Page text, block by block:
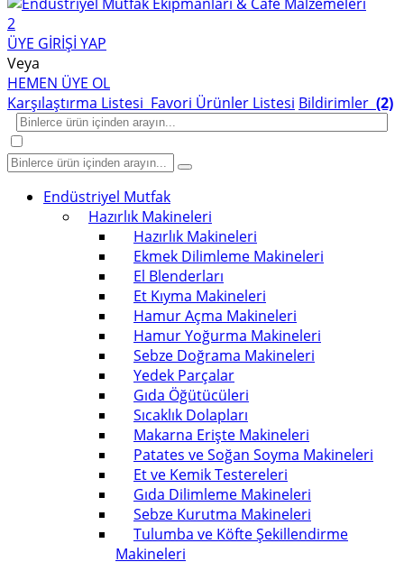
2
ÜYE GİRİŞİ YAP
Veya
HEMEN ÜYE OL
Karşılaştırma Listesi Favori Ürünler Listesi Bildirimler (2)
Endüstriyel Mutfak
Hazırlık Makineleri
Hazırlık Makineleri
Ekmek Dilimleme Makineleri
El Blenderları
Et Kıyma Makineleri
Hamur Açma Makineleri
Hamur Yoğurma Makineleri
Sebze Doğrama Makineleri
Yedek Parçalar
Gıda Öğütücüleri
Sıcaklık Dolapları
Makarna Erişte Makineleri
Patates ve Soğan Soyma Makineleri
Et ve Kemik Testereleri
Gıda Dilimleme Makineleri
Sebze Kurutma Makineleri
Tulumba ve Köfte Şekillendirme
Makineleri